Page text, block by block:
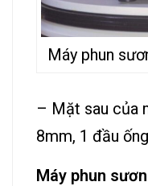
Máy phun
– Mặt sau của
8mm, 1 đầu
Máy phun